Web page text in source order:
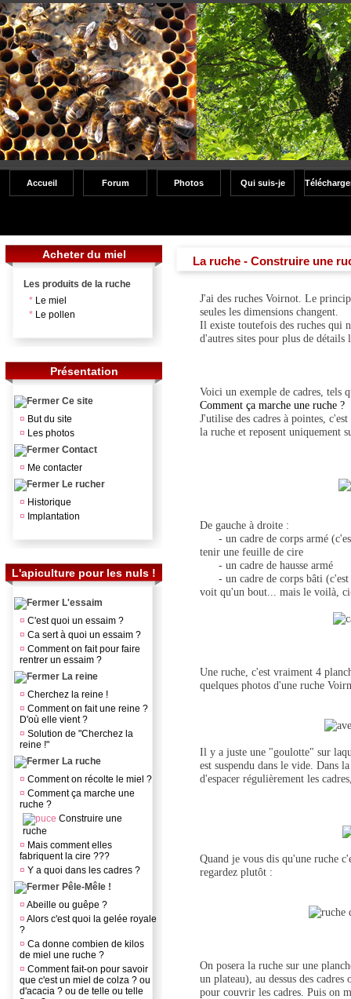
Accueil Forum Photos Qui suis-je
Acheter du miel
Les produits de la ruche
* Le miel
* Le pollen
Présentation
Ce site
¤ But du site
¤ Les photos
Contact
¤ Me contacter
Le rucher
¤ Historique
¤ Implantation
L'apiculture pour les nuls !
L'essaim
¤ C'est quoi un essaim ?
¤ Ca sert à quoi un essaim ?
¤ Comment on fait pour faire
rentrer un essaim ?
La reine
¤ Cherchez la reine !
¤ Comment on fait une reine ?
D'où elle vient ?
¤ Solution de "Cherchez la
reine !"
La ruche
¤ Comment on récolte le miel ?
¤ Comment ça marche une
ruche ?
Construire une
ruche
¤ Mais comment elles
fabriquent la cire ???
¤ Y a quoi dans les cadres ?
Pêle-Mêle !
¤ Abeille ou guêpe ?
¤ Alors c'est quoi la gelée royale
?
¤ Ca donne combien de kilos
de miel une ruche ?
¤ Comment fait-on pour savoir
que c'est un miel de colza ? ou
d'acacia ? ou de telle ou telle
La ruche - Construire une
J'ai des ruches Voirnot. Le
seules les dimensions changent.
Il existe toutefois des ruches qui
d'autres sites pour plus de détails
Voici un exemple de cadres, tels
Comment ça marche une ruche ?
J'utilise des cadres à pointes,
la ruche et reposent uniquement
De gauche à droite :
- un cadre de corps armé
tenir une feuille de cire
- un cadre de hausse armé
- un cadre de corps bâti (c'est
voit qu'un bout... mais le voilà,
Une ruche, c'est vraiment 4
quelques photos d'une ruche
Il y a juste une "goulotte" sur
est suspendu dans le vide. Dans
d'espacer régulièrement les
Quand je vous dis qu'une ruche
regardez plutôt :
On posera la ruche sur une
un plateau), au dessus des
pour couvrir les cadres. Puis on